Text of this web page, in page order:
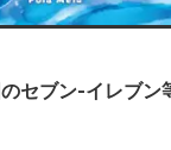
セブン-イレブン